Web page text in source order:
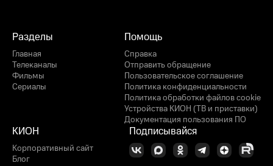
Разделы
Главная
Телеканалы
Фильмы
Сериалы
Помощь
Справка
Отправить обращение
Пользовательское соглашение
Политика конфиденциальности
Политика обработки файлов cookie
Устройства КИОН (ТВ и приставки)
Документация пользования ПО
КИОН
Корпоративный сайт
Блог
Подписывайся